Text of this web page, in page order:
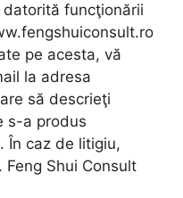
funcţionării
pe acesta, vă
la adresa
să descrieţi
s-a produs
În caz de litigiu,
Shui Consult